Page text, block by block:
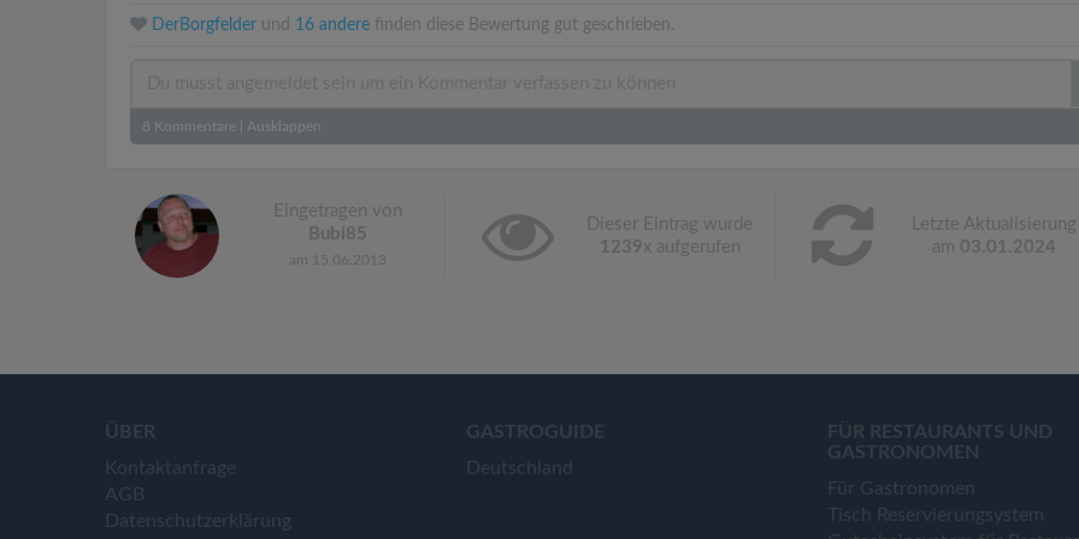
DerBorgfelder und 16 andere finden diese Bewertung gut geschrieben.
8 Kommentare Ausklappen
Eingetragen von
Bubi85
am 15.06.2013
Dieser Eintrag wurde
1239x aufgerufen
Letzte Aktualisierung
am 03.01.2024
ÜBER
Kontaktanfrage
AGB
Datenschutzerklärung
GASTROGUIDE
Deutschland
FÜR RESTAURANTS UND
GASTRONOMEN
Für Gastronomen
Tisch Reservierungsystem